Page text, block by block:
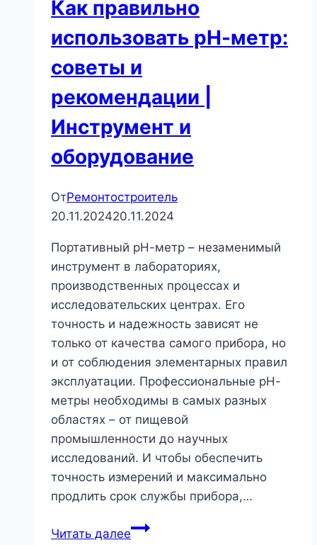
Как правильно
использовать рН-метр:
советы и
рекомендации |
Инструмент и
оборудование
ОтРемонтостроитель
20.11.202420.11.2024
Портативный рН-метр – незаменимый
инструмент в лабораториях,
производственных процессах и
исследовательских центрах. Его
точность и надежность зависят не
только от качества самого прибора, но
и от соблюдения элементарных правил
эксплуатации. Профессиональные рН-
метры необходимы в самых разных
областях – от пищевой
промышленности до научных
исследований. И чтобы обеспечить
точность измерений и максимально
продлить срок службы прибора,…
Читать далееКак